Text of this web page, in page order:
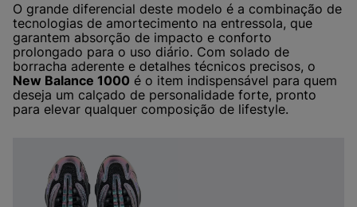
O grande diferencial deste modelo é a combinação de
tecnologias de amortecimento na entressola, que
garantem absorção de impacto e conforto
prolongado para o uso diário. Com solado de
borracha aderente e detalhes técnicos precisos, o
New Balance 1000 é o item indispensável para quem
deseja um calçado de personalidade forte, pronto
para elevar qualquer composição de lifestyle.